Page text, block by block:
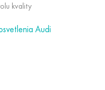
kvality
Audi